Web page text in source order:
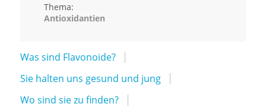
Thema:
Antioxidantien
Was sind Flavonoide?
Sie halten uns gesund und jung
Wo sind sie zu finden?